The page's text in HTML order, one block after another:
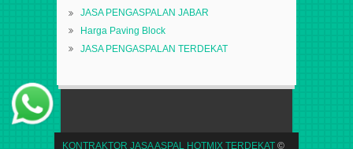
JASA PENGASPALAN JABAR
Harga Paving Block
JASA PENGASPALAN TERDEKAT
KONTRAKTOR JASA ASPAL HOTMIX TERDEKAT ©